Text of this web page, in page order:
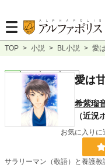
TOP > 小説 > BL小説 > 愛
完結 短編 愛は
希紫瑠
（近況
お気に入りに
サラリーマン（敬語）と養護教